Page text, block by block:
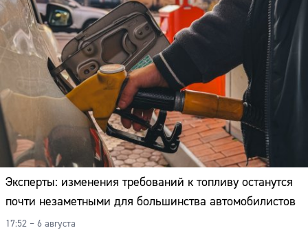
Эксперты: изменения требований к топливу останутся
почти незаметными для большинства автомобилистов
17:52 – 6 августа